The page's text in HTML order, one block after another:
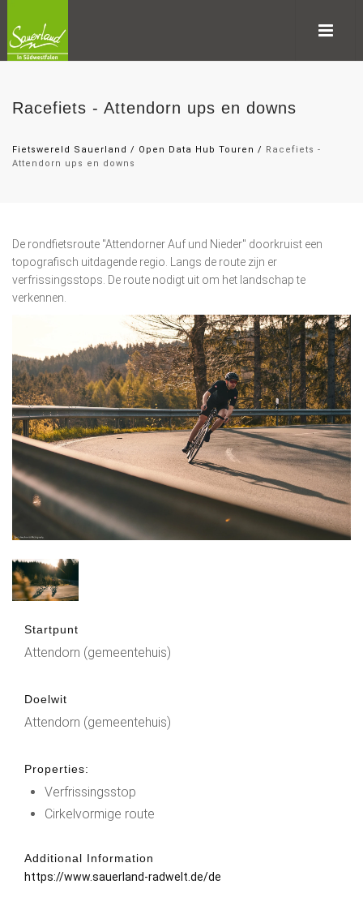
Racefiets - Attendorn ups en downs
Fietswereld Sauerland / Open Data Hub Touren / Racefiets -
Attendorn ups en downs
De rondfietsroute "Attendorner Auf und Nieder" doorkruist een
topografisch uitdagende regio. Langs de route zijn er
verfrissingsstops. De route nodigt uit om het landschap te
verkennen.
Startpunt
Attendorn (gemeentehuis)
Doelwit
Attendorn (gemeentehuis)
Properties:
Verfrissingsstop
Cirkelvormige route
Additional Information
https://www.sauerland-radwelt.de/de